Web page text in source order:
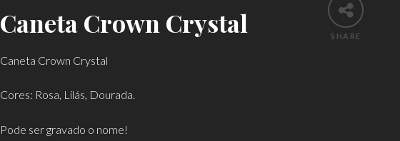
SHARE
Caneta Crown Crystal
Caneta Crown Crystal
Cores: Rosa, Lilás, Dourada.
Pode ser gravado o nome!